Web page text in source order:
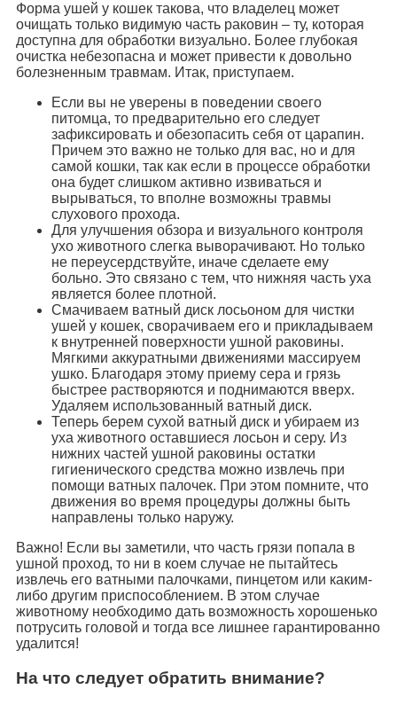
Форма ушей у кошек такова, что владелец может
очищать только видимую часть раковин – ту, которая
доступна для обработки визуально. Более глубокая
очистка небезопасна и может привести к довольно
болезненным травмам. Итак, приступаем.
Если вы не уверены в поведении своего
питомца, то предварительно его следует
зафиксировать и обезопасить себя от царапин.
Причем это важно не только для вас, но и для
самой кошки, так как если в процессе обработки
она будет слишком активно извиваться и
вырываться, то вполне возможны травмы
слухового прохода.
Для улучшения обзора и визуального контроля
ухо животного слегка выворачивают. Но только
не переусердствуйте, иначе сделаете ему
больно. Это связано с тем, что нижняя часть уха
является более плотной.
Смачиваем ватный диск лосьоном для чистки
ушей у кошек, сворачиваем его и прикладываем
к внутренней поверхности ушной раковины.
Мягкими аккуратными движениями массируем
ушко. Благодаря этому приему сера и грязь
быстрее растворяются и поднимаются вверх.
Удаляем использованный ватный диск.
Теперь берем сухой ватный диск и убираем из
уха животного оставшиеся лосьон и серу. Из
нижних частей ушной раковины остатки
гигиенического средства можно извлечь при
помощи ватных палочек. При этом помните, что
движения во время процедуры должны быть
направлены только наружу.
Важно! Если вы заметили, что часть грязи попала в
ушной проход, то ни в коем случае не пытайтесь
извлечь его ватными палочками, пинцетом или каким-
либо другим приспособлением. В этом случае
животному необходимо дать возможность хорошенько
потрусить головой и тогда все лишнее гарантированно
удалится!
На что следует обратить внимание?